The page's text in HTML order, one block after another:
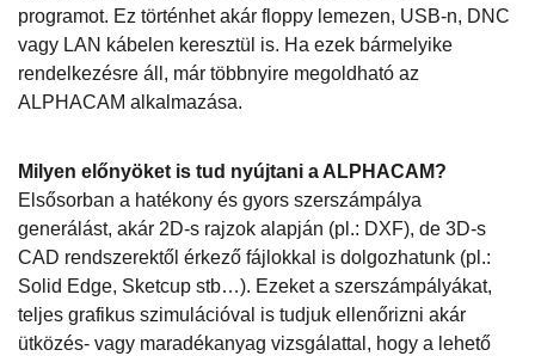
programot. Ez történhet akár floppy lemezen, USB-n, DNC
vagy LAN kábelen keresztül is. Ha ezek bármelyike
rendelkezésre áll, már többnyire megoldható az
ALPHACAM alkalmazása.
Milyen előnyöket is tud nyújtani a ALPHACAM?
Elsősorban a hatékony és gyors szerszámpálya
generálást, akár 2D-s rajzok alapján (pl.: DXF), de 3D-s
CAD rendszerektől érkező fájlokkal is dolgozhatunk (pl.:
Solid Edge, Sketcup stb…). Ezeket a szerszámpályákat,
teljes grafikus szimulációval is tudjuk ellenőrizni akár
ütközés- vagy maradékanyag vizsgálattal, hogy a lehető